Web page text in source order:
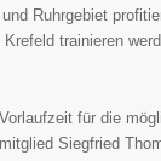
und Ruhrgebiet
Krefeld trainieren
für die
Siegfried